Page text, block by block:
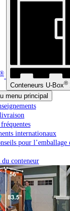
®
Conteneurs U-Box®
menu principal
internationaux
pour
conteneur